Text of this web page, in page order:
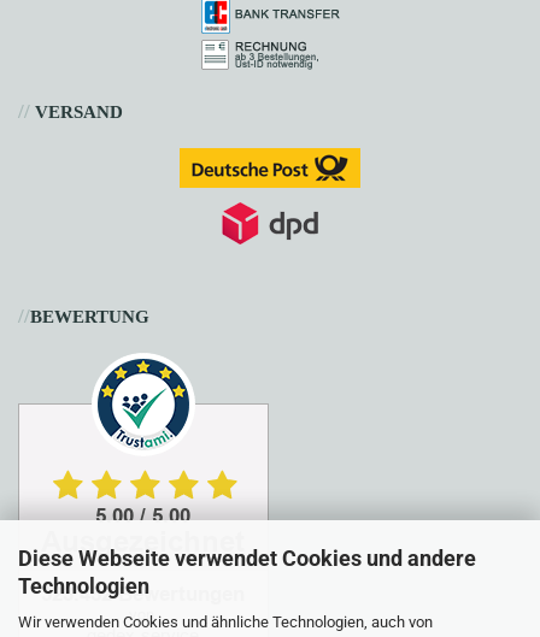
Diese Webseite verwendet Cookies und andere
Technologien
Wir verwenden Cookies und ähnliche Technologien, auch von
// VERSAND
//BEWERTUNG